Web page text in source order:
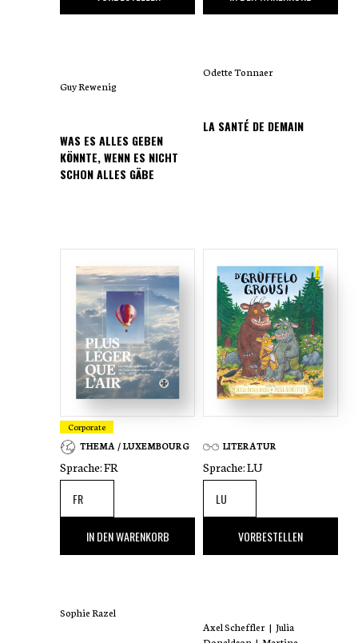
Guy Rewenig
WAS ES ALLES GEBEN
KÖNNTE, WENN ES NICHT
SCHON ALLES GÄBE
Odette Tonnaer
LA SANTÉ DE DEMAIN
Corporate
THEMA / LUXEMBOURG
Sprache:FR
,00 €
IN DEN WARENKORB
Sophie Razel
LITERATUR
Sprache:LU
,00 €VORBESTELLEN
Axel Scheffler | Julia